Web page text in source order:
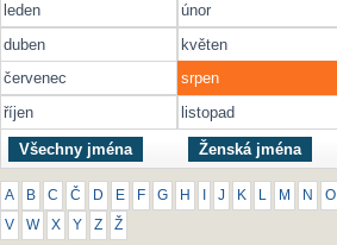
leden únor
duben
květen
červenec
srpen
říjen
listopad
Všechny jména Ženská jména
A B C Č D E F G H J K M N O
V W X Y Z Ž